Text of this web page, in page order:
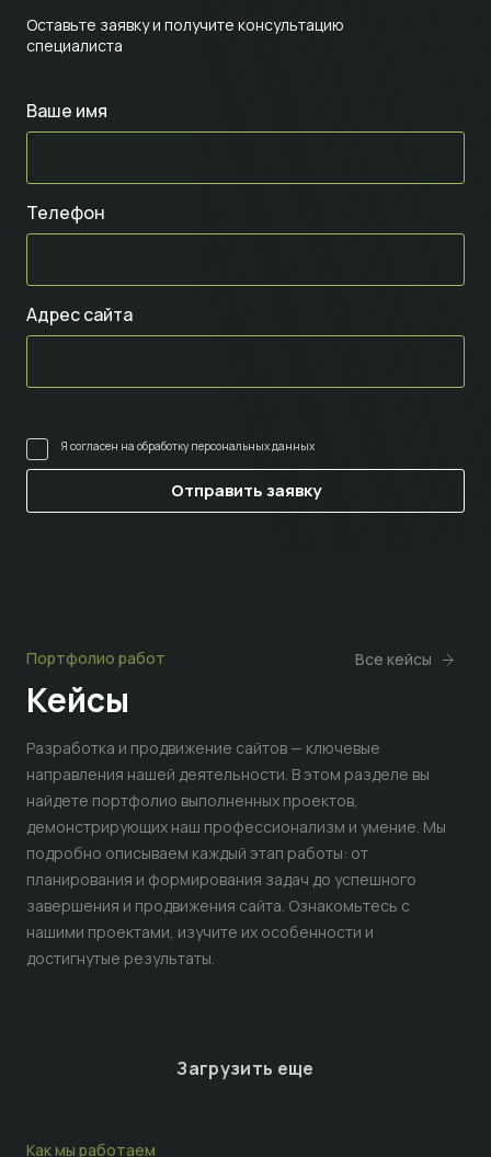
Оставьте заявку и получите консультацию
специалиста
Ваше имя
Телефон
Адрес сайта
Я согласен на обработку персональных данных
Портфолио работ
Кейсы
Все кейсы
Разработка и продвижение сайтов — ключевые
направления нашей деятельности. В этом разделе вы
найдете портфолио выполненных проектов,
демонстрирующих наш профессионализм и умение. Мы
подробно описываем каждый этап работы: от
планирования и формирования задач до успешного
завершения и продвижения сайта. Ознакомьтесь с
нашими проектами, изучите их особенности и
достигнутые результаты.
Загрузить еще
Как мы работаем